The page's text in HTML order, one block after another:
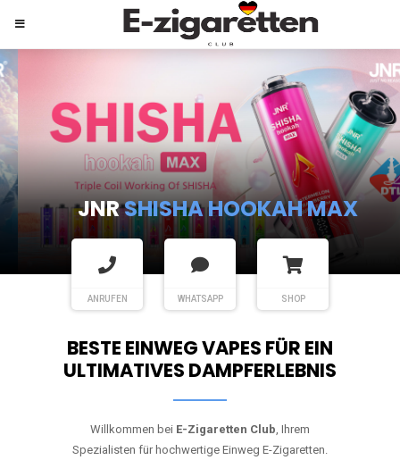
JNRSHISHA HOOKAH MAX
ANRUFEN WHATSAPP SHOP
BESTE EINWEG VAPES FÜR EIN
ULTIMATIVES DAMPFERLEBNIS
Willkommen bei E-Zigaretten Club, Ihrem
Spezialisten für hochwertige Einweg E-Zigaretten.